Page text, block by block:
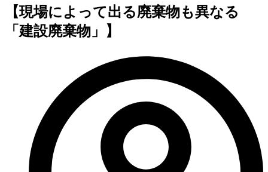
【現場によって出る廃棄物も異なる
「建設廃棄物」】